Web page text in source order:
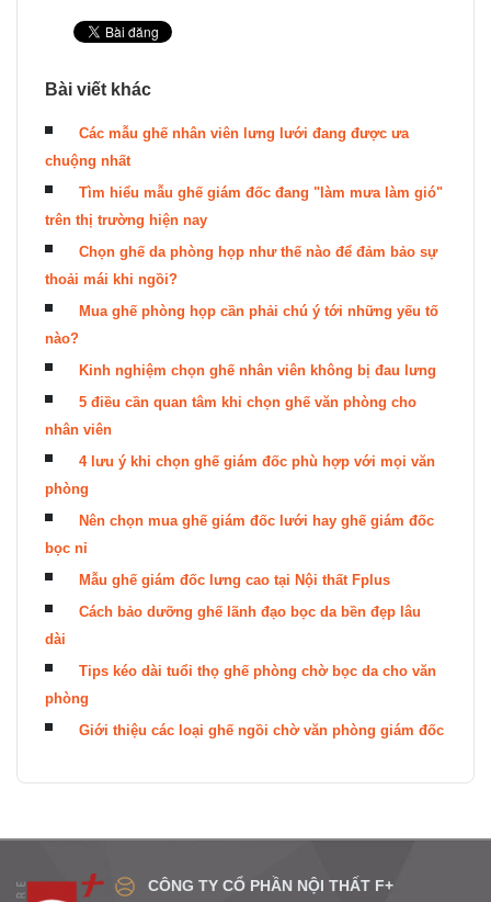
Bài viết khác
Các mẫu ghế nhân viên lưng lưới đang được ưa
chuộng nhất
Tìm hiểu mẫu ghế giám đốc đang "làm mưa làm gió"
trên thị trường hiện nay
Chọn ghế da phòng họp như thế nào để đảm bảo sự
thoải mái khi ngồi?
Mua ghế phòng họp cần phải chú ý tới những yếu tố
nào?
Kinh nghiệm chọn ghế nhân viên không bị đau lưng
5 điều cần quan tâm khi chọn ghế văn phòng cho
nhân viên
4 lưu ý khi chọn ghế giám đốc phù hợp với mọi văn
phòng
Nên chọn mua ghế giám đốc lưới hay ghế giám đốc
bọc nỉ
Mẫu ghế giám đốc lưng cao tại Nội thất Fplus
Cách bảo dưỡng ghế lãnh đạo bọc da bền đẹp lâu
dài
Tips kéo dài tuổi thọ ghế phòng chờ bọc da cho văn
phòng
Giới thiệu các loại ghế ngồi chờ văn phòng giám đốc
CÔNG TY CỔ PHẦN NỘI THẤT F+